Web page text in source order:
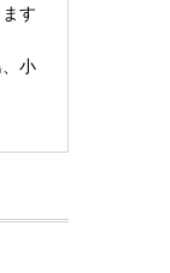
す
小